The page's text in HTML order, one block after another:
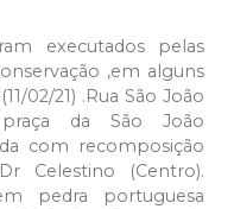
executados pelas
,em alguns
02/21) .Rua São João
da São João
com recomposição
Celestino (Centro).
pedra portuguesa